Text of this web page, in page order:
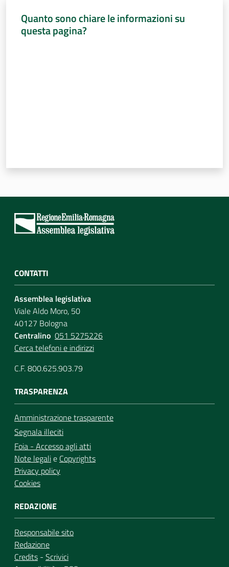
Quanto sono chiare le informazioni su
questa pagina?
CONTATTI
Assemblea legislativa
Viale Aldo Moro, 50
40127 Bologna
Centralino 051 5275226
Cerca telefoni e indirizzi
C.F. 800.625.903.79
TRASPARENZA
Amministrazione trasparente
Segnala illeciti
Foia - Accesso agli atti
Note legalie Copyrights
Privacy policy
Cookies
REDAZIONE
Responsabile sito
Redazione
Credits - Scrivici